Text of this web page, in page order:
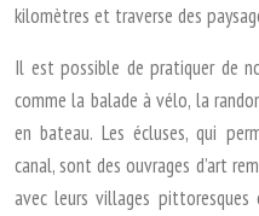
kilomètres et traverse des
Il est possible de pratiquer de
comme la balade à vélo, la
en bateau. Les écluses, qui
canal, sont des ouvrages d’art
avec leurs villages pittoresques